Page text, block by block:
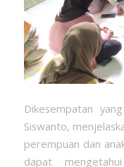
Dikesempatan
Siswanto,
perempuan dan
dapat